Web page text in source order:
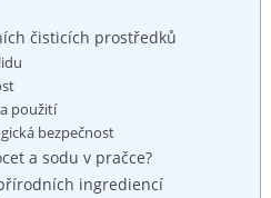
čisticích prostředků
použití
bezpečnost
‌a‌ sodu v pračce?
ingrediencí